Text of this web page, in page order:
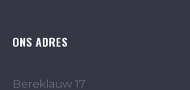
ONS ADRES
Bereklauw 17